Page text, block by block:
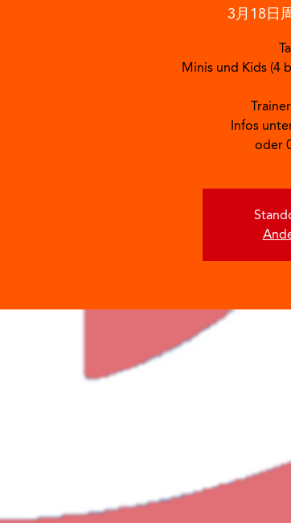
3月18日
Minis und Kids (4
Infos
oder